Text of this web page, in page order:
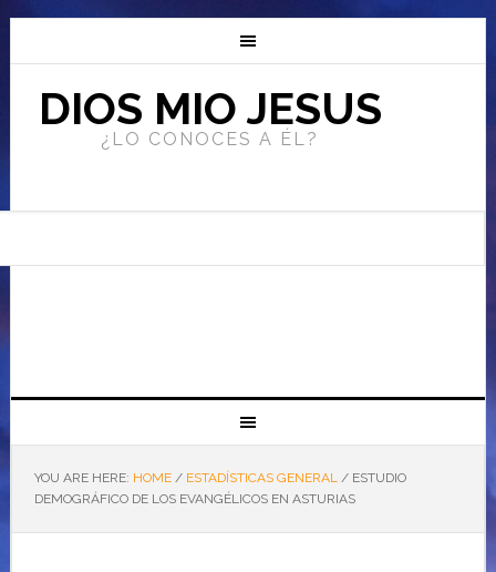
DIOS MIO JESUS
¿LO CONOCES A ÉL?
YOU ARE HERE: HOME / ESTADÍSTICAS GENERAL /ESTUDIO
DEMOGRÁFICO DE LOS EVANGÉLICOS EN ASTURIAS